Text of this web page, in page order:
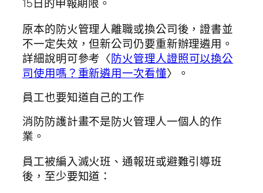
15日的申報期限。
原本的防火管理人離職或換公司後，證書並
不一定失效，但新公司仍要重新辦理遴用。
詳細說明可參考〈防火管理人證照可以換公
司使用嗎？重新遴用一次看懂〉。
員工也要知道自己的工作
消防防護計畫不是防火管理人一個人的作
業。
員工被編入滅火班、通報班或避難引導班
後，至少要知道：